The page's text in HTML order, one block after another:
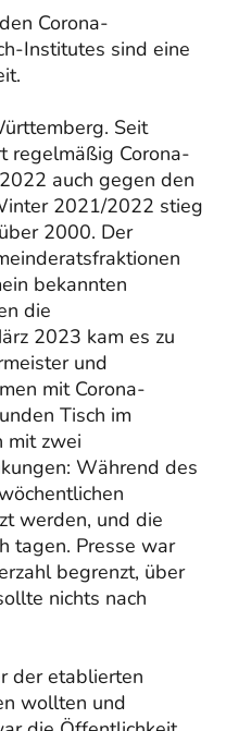
Corona-
Institutes sind eine
Seit
regelmäßig Corona-
auch gegen den
2021/2022 stieg
2000. Der
bekannten
die
2023 kam es zu
und
mit Corona-
Tisch im
mit zwei
Während des
werden, und die
tagen. Presse war
begrenzt, über
nichts nach
der etablierten
wollten und